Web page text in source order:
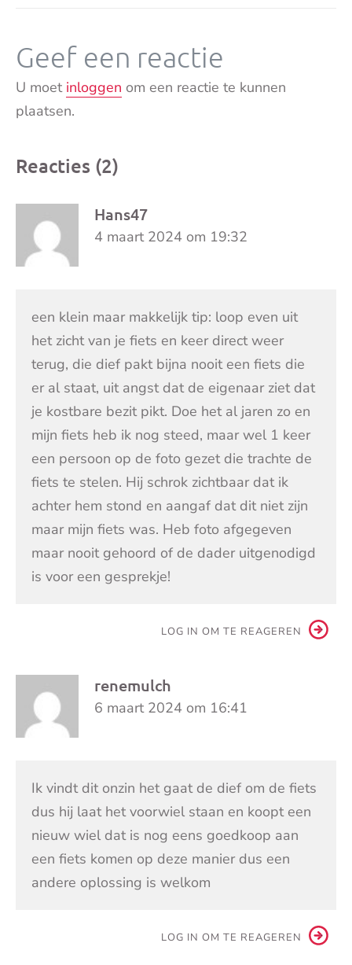
Geef een reactie
U moet inloggen om een reactie te kunnen
plaatsen.
Reacties (2)
Hans47
4 maart 2024 om 19:32
een klein maar makkelijk tip: loop even uit
het zicht van je fiets en keer direct weer
terug, die dief pakt bijna nooit een fiets die
er al staat, uit angst dat de eigenaar ziet dat
je kostbare bezit pikt. Doe het al jaren zo en
mijn fiets heb ik nog steed, maar wel 1 keer
een persoon op de foto gezet die trachte de
fiets te stelen. Hij schrok zichtbaar dat ik
achter hem stond en aangaf dat dit niet zijn
maar mijn fiets was. Heb foto afgegeven
maar nooit gehoord of de dader uitgenodigd
is voor een gesprekje!
LOG IN OM TE REAGEREN
renemulch
6 maart 2024 om 16:41
Ik vindt dit onzin het gaat de dief om de fiets
dus hij laat het voorwiel staan en koopt een
nieuw wiel dat is nog eens goedkoop aan
een fiets komen op deze manier dus een
andere oplossing is welkom
LOG IN OM TE REAGEREN